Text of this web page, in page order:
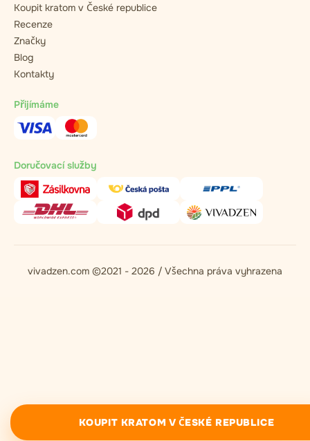
Koupit kratom v České republice
Recenze
Značky
Blog
Kontakty
Přijímáme
Doručovací služby
vivadzen.com ©2021 - 2026 / Všechna práva vyhrazena
KOUPIT KRATOM V ČESKÉ REPUBLICE